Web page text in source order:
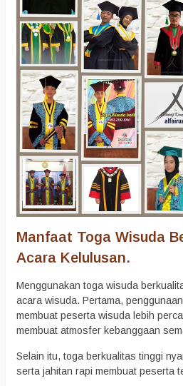
Manfaat Toga Wisuda
Acara Kelulusan.
Menggunakan toga wisuda
acara wisuda. Pertama,
membuat peserta wisuda lebih
membuat atmosfer kebanggaan
Selain itu, toga berkualitas tinggi
serta jahitan rapi membuat peserta